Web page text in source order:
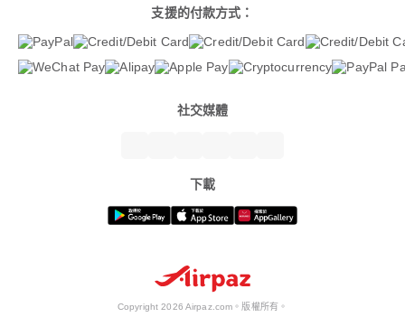
支援的付款方式：
社交媒體
下載
Copyright 2026 Airpaz.com。版權所有。